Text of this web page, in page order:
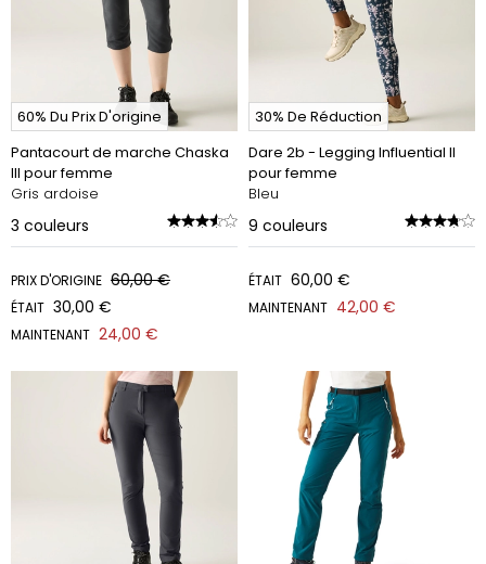
60% Du Prix D'origine
Pantacourt de marche Chaska
III pour femme
Gris ardoise
3 couleurs
PRIX D'ORIGINE 60,00 €
ÉTAIT 30,00 €
MAINTENANT 24,00 €
30% De Réduction
Dare 2b - Legging Influential II
pour femme
Bleu
9 couleurs
ÉTAIT 60,00 €
MAINTENANT 42,00 €